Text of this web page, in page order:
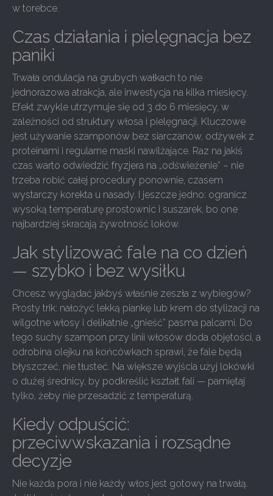
w torebce.
Czas działania i pielęgnacja bez
paniki
Trwała ondulacja na grubych wałkach to nie
jednorazowa atrakcja, ale inwestycja na kilka miesięcy.
Efekt zwykle utrzymuje się od 3 do 6 miesięcy, w
zależności od struktury włosa i pielęgnacji. Kluczowe
jest używanie szamponów bez siarczanów, odżywek z
proteinami i regularne maski nawilżające. Raz na jakiś
czas warto odwiedzić fryzjera na „odświeżenie” – nie
trzeba robić całej procedury ponownie, czasem
wystarczy korekta u nasady. I jeszcze jedno: ogranicz
wysoką temperaturę prostownic i suszarek, bo one
najbardziej skracają żywotność loków.
Jak stylizować fale na co dzień
— szybko i bez wysiłku
Chcesz wyglądać jakbyś właśnie zeszła z wybiegów?
Prosty trik: nałożyć lekką piankę lub krem do stylizacji na
wilgotne włosy i delikatnie „gnieść” pasma palcami. Do
tego suchy szampon przy linii włosów doda objętości, a
odrobina olejku na końcówkach sprawi, że fale będą
błyszczeć, nie tłusteć. Na większe wyjścia użyj lokówki
o dużej średnicy, by podkreślić kształt fali — pamiętaj
tylko, żeby nie przesadzić z temperaturą.
Kiedy odpuścić:
przeciwwskazania i rozsądne
decyzje
Nie każda pora i nie każdy włos jest gotowy na trwałą.